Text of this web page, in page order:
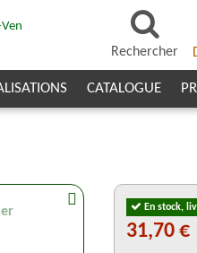
Rechercher
CATALOGUE
En stock,
31,70 €